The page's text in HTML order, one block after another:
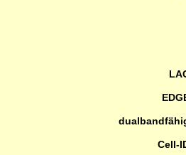
Cell-